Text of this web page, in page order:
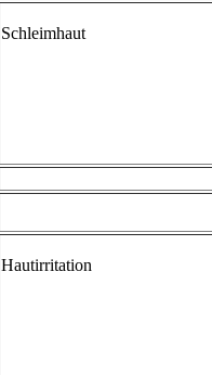
Schleimhaut
Hautirritation